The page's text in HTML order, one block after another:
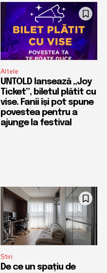
Altele
UNTOLD lansează „Joy
Ticket”, biletul plătit cu
vise. Fanii își pot spune
povestea pentru a
ajunge la festival
Stiri
De ce un spațiu de